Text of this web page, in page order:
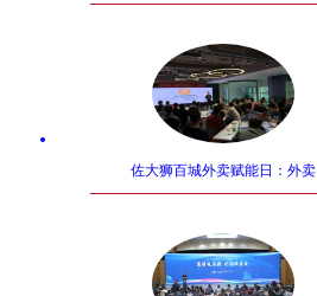
佐大狮百城外卖赋能日：外卖